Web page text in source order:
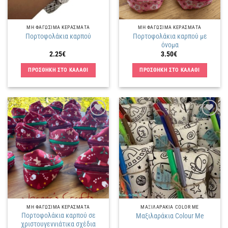
ΜΗ ΦΑΓΩΣΙΜΑ ΚΕΡΑΣΜΑΤΑ
Πορτοφολάκια καρπού
2.25€
ΠΡΟΣΘΗΚΗ ΣΤΟ ΚΑΛΑΘΙ
ΜΗ ΦΑΓΩΣΙΜΑ ΚΕΡΑΣΜΑΤΑ
Πορτοφολάκια καρπού με
όνομα
3.50€
ΠΡΟΣΘΗΚΗ ΣΤΟ ΚΑΛΑΘΙ
Πρόσθήκη
στην
λίστα
επιθυμιών
ΜΗ ΦΑΓΩΣΙΜΑ ΚΕΡΑΣΜΑΤΑ
Πορτοφολάκια καρπού σε
χριστουγεννιάτικα σχέδια
Πρόσθήκη
στην
λίστα
επιθυμιών
ΜΑΞΙΛΑΡΑΚΙΑ COLOR ME
Μαξιλαράκια Colour Me